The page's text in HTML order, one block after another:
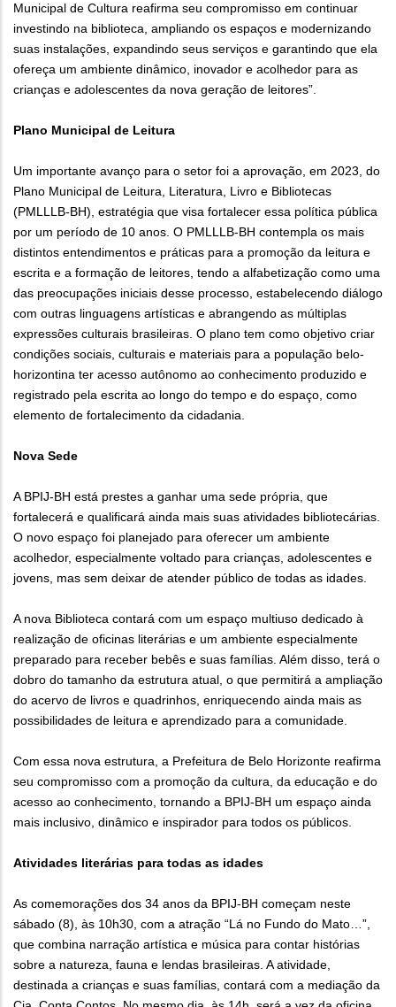
Municipal de Cultura reafirma seu compromisso em continuar
investindo na biblioteca, ampliando os espaços e modernizando
suas instalações, expandindo seus serviços e garantindo que ela
ofereça um ambiente dinâmico, inovador e acolhedor para as
crianças e adolescentes da nova geração de leitores”.
Plano Municipal de Leitura
Um importante avanço para o setor foi a aprovação, em 2023, do
Plano Municipal de Leitura, Literatura, Livro e Bibliotecas
(PMLLLB-BH), estratégia que visa fortalecer essa política pública
por um período de 10 anos. O PMLLLB-BH contempla os mais
distintos entendimentos e práticas para a promoção da leitura e
escrita e a formação de leitores, tendo a alfabetização como uma
das preocupações iniciais desse processo, estabelecendo diálogo
com outras linguagens artísticas e abrangendo as múltiplas
expressões culturais brasileiras. O plano tem como objetivo criar
condições sociais, culturais e materiais para a população belo-
horizontina ter acesso autônomo ao conhecimento produzido e
registrado pela escrita ao longo do tempo e do espaço, como
elemento de fortalecimento da cidadania.
Nova Sede
A BPIJ-BH está prestes a ganhar uma sede própria, que
fortalecerá e qualificará ainda mais suas atividades bibliotecárias.
O novo espaço foi planejado para oferecer um ambiente
acolhedor, especialmente voltado para crianças, adolescentes e
jovens, mas sem deixar de atender público de todas as idades.
A nova Biblioteca contará com um espaço multiuso dedicado à
realização de oficinas literárias e um ambiente especialmente
preparado para receber bebês e suas famílias. Além disso, terá o
dobro do tamanho da estrutura atual, o que permitirá a ampliação
do acervo de livros e quadrinhos, enriquecendo ainda mais as
possibilidades de leitura e aprendizado para a comunidade.
Com essa nova estrutura, a Prefeitura de Belo Horizonte reafirma
seu compromisso com a promoção da cultura, da educação e do
acesso ao conhecimento, tornando a BPIJ-BH um espaço ainda
mais inclusivo, dinâmico e inspirador para todos os públicos.
Atividades literárias para todas as idades
As comemorações dos 34 anos da BPIJ-BH começam neste
sábado (8), às 10h30, com a atração “Lá no Fundo do Mato…”,
que combina narração artística e música para contar histórias
sobre a natureza, fauna e lendas brasileiras. A atividade,
destinada a crianças e suas famílias, contará com a mediação da